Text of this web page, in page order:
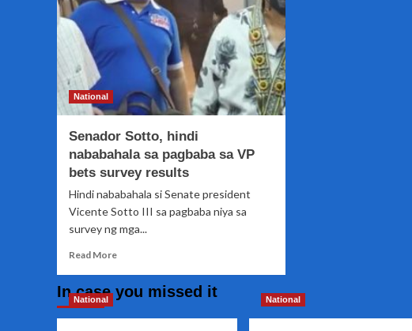
National
Senador Sotto, hindi
nababahala sa pagbaba sa VP
bets survey results
Hindi nababahala si Senate president
Vicente Sotto III sa pagbaba niya sa
survey ng mga...
Read MoreRead
Senador
In case you missed it
National National